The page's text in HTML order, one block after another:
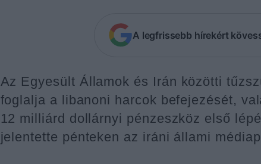
A legfrissebb hírekért
Az Egyesült Államok és Irán közötti
foglalja a libanoni harcok befejezését,
12 milliárd dollárnyi pénzeszköz első
jelentette pénteken az iráni állami